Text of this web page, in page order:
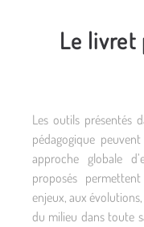
Le livret
Les outils présentés
pédagogique
approche globale
proposés
enjeux, aux
du milieu dans toute